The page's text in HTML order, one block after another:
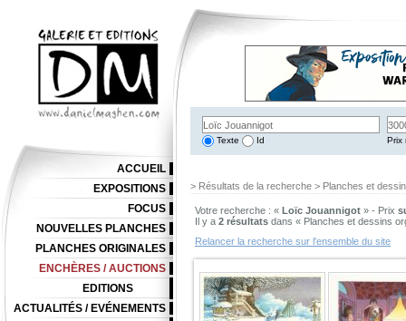
Texte Id Prix
> Résultats de la recherche > Planches et
Votre recherche : « Loïc Jouannigot » - Prix
Il y a 2 résultats dans « Planches et dessins
Relancer la recherche sur l'ensemble du site
ACCUEIL
EXPOSITIONS
FOCUS
NOUVELLES PLANCHES
PLANCHES ORIGINALES
ENCHÈRES / AUCTIONS
EDITIONS
ACTUALITÉS / EVÉNEMENTS